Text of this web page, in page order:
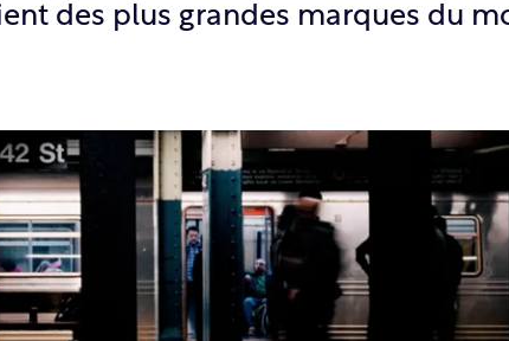
des plus grandes marques du